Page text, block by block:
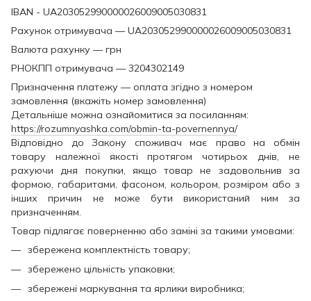
IBAN - UA203052990000026009005030831
Рахунок отримувача — UA203052990000026009005030831
Валюта рахунку — грн
РНОКПП отримувача — 3204302149
Призначення платежу — оплата згідно з номером
замовлення (вкажіть номер замовлення)
Детальніше можна ознайомитися за посиланням:
https://rozumnyashka.com/obmin-ta-povernennya/
Відповідно до Закону споживач має право на обмін
товару належної якості протягом чотирьох днів, не
рахуючи дня покупки, якщо товар не задовольнив за
формою, габаритами, фасоном, кольором, розміром або з
інших причин не може бути використаний ним за
призначенням.
Товар підлягає поверненню або заміні за такими умовами:
збережена комплектність товару;
збережено цільність упаковки;
збережені маркування та ярлики виробника;